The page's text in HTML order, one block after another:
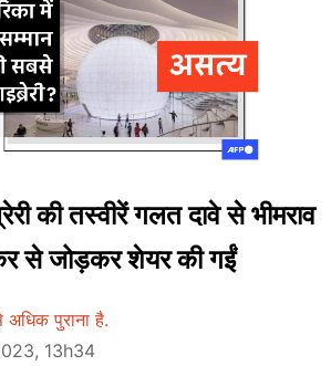
की तस्वीरें गलत दावे से भीमराव
से जोड़कर शेयर की गईं
पुराना है.
13h34